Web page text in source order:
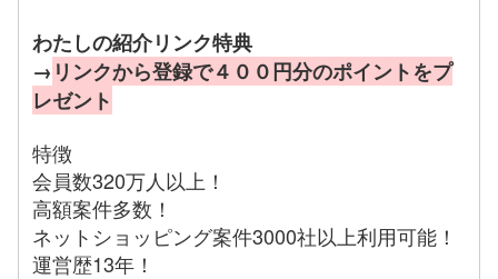
わたしの紹介リンク特典
→ リンクから登録で４００円分のポイントをプ
レゼント
特徴
会員数320万人以上！
高額案件多数！
ネットショッピング案件3000社以上利用可能！
運営歴13年！